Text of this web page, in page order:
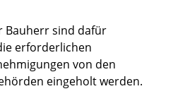
Bauherr sind dafür
erforderlichen
von den
eingeholt werden.